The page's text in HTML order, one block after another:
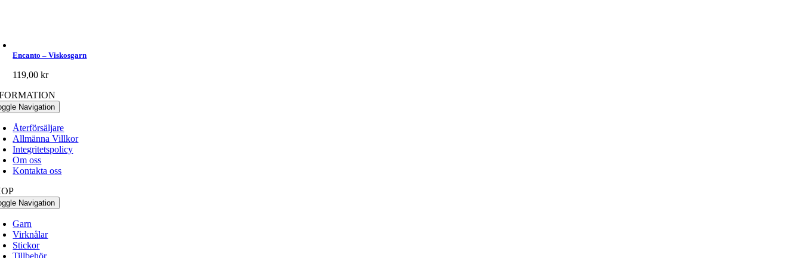
Encanto – Viskosgarn
119,00kr
Navigation
Återförsäljare
Allmänna Villkor
Integritetspolicy
Om oss
Kontakta oss
Navigation
Garn
Virknålar
Stickor
Tillbehör